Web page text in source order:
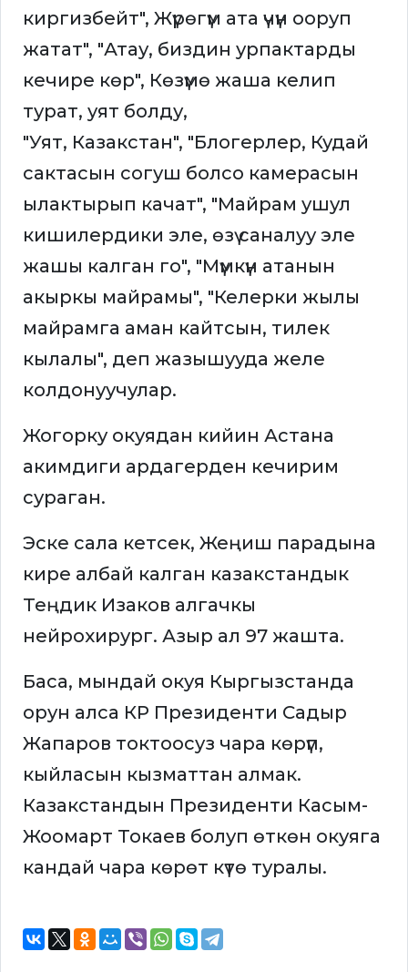
киргизбейт", Жүрөгүм ата үчүн ооруп
жатат", "Атау, биздин урпактарды
кечире көр", Көзүмө жаша келип
турат, уят болду,
"Уят, Казакстан", "Блогерлер, Кудай
сактасын согуш болсо камерасын
ылактырып качат", "Майрам ушул
кишилердики эле, өзү саналуу эле
жашы калган го", "Мүмкүн атанын
акыркы майрамы", "Келерки жылы
майрамга аман кайтсын, тилек
кылалы", деп жазышууда желе
колдонуучулар.
Жогорку окуядан кийин Астана
акимдиги ардагерден кечирим
сураган.
Эске сала кетсек, Жеңиш парадына
кире албай калган казакстандык
Теңдик Изаков алгачкы
нейрохирург. Азыр ал 97 жашта.
Баса, мындай окуя Кыргызстанда
орун алса КР Президенти Садыр
Жапаров токтоосуз чара көрүп,
кыйласын кызматтан алмак.
Казакстандын Президенти Касым-
Жоомарт Токаев болуп өткөн окуяга
кандай чара көрөт күтө туралы.